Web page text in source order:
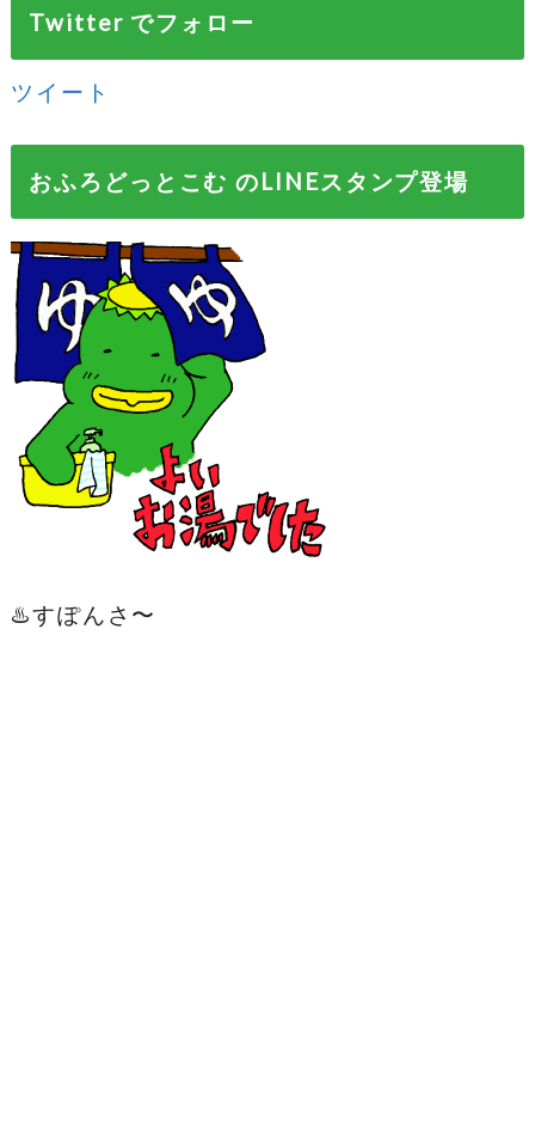
Twitter でフォロー
ツイート
おふろどっとこむ のLINEスタンプ登場
♨️すぽんさ〜